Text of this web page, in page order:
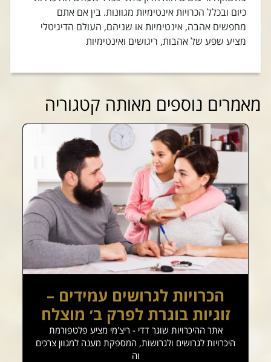
כיום ובכלל הכרויות אינטימיות מגוונות. בין אם אתם
מחפשים אהבה, אינטימיות או שניהם, העולם הדיגיטלי
מציע שפע של אהבות, ריגושים ואינטימיות
מאמרים נוספים מאותה קטגוריה
הכרויות לגרושים עמידים –
זוגיות בוגרת לפרק ב׳ מוצלח
אתר ההיכרויות שוגר דדי - ריצ'מי מציע פלטפורמת
היכרויות לגרושים ולגרושות, המספקת מענה למגוון צרכים
וה